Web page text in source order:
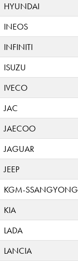
HYUNDAI
INEOS
INFINITI
ISUZU
IVECO
JAC
JAECOO
JAGUAR
JEEP
KGM-SSANGYONG
KIA
LADA
LANCIA